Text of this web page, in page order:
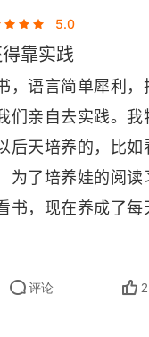
我的要求”。每个人
念，权衡～选择～
决策，共同承担后
同执行的时候，最
意力，痴迷改进，
，无论在哪个方面
因为兴趣才做的好
分钟热度也是 “活
5.0
靠实践
，语言简单犀利，
们亲自去实践。我
后天培养的，比如
为了培养娃的阅读
书，现在养成了每
评论 2